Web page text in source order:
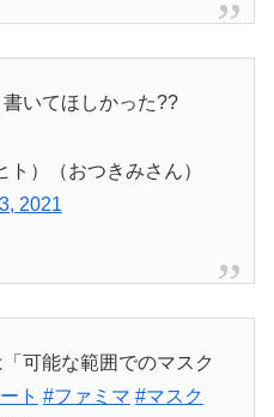
書いてほしかった??
）（おつきみさん）
2021
可能な範囲でのマスク
ト #ファミマ #マスク